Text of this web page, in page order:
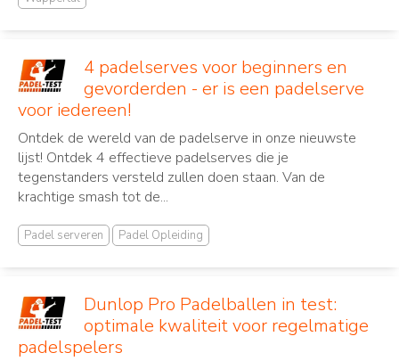
4 padelserves voor beginners en
gevorderden - er is een padelserve
voor iedereen!
Ontdek de wereld van de padelserve in onze nieuwste
lijst! Ontdek 4 effectieve padelserves die je
tegenstanders versteld zullen doen staan. Van de
krachtige smash tot de...
Padel serveren Padel Opleiding
Dunlop Pro Padelballen in test:
optimale kwaliteit voor regelmatige
padelspelers